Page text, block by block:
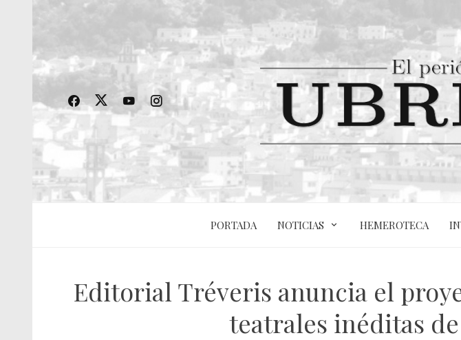
PORTADA NOTICIAS HEMEROTECA
Editorial Tréveris anuncia el
teatrales inéditas